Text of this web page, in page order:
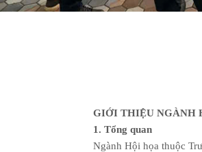
GIỚI THIỆU NGÀNH
1. Tổng quan
Ngành Hội họa thuộc